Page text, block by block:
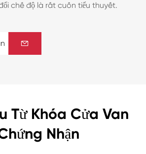
chế độ là rất cuốn tiểu thuyết.

Từ Khóa Cửa Van
Nhận